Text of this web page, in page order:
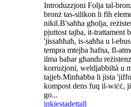
Introduzzjoni Folja tal-
bronż tas-silikon li fih
nikil.B'saħħa għolja,
pjuttost tajba, it-trattament
'jissaħħaħ, is-saħħa u l-
tempra mtejba ħafna, fl-
ilma baħar għandu
korrużjoni, weldjabbiltà u
tajjeb.Minħabba li jista
kompost dens fuq il-wiċċ,
go...
inkjestadettall